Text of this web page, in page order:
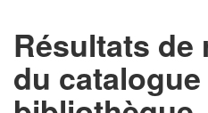
Résultats de
du catalogue